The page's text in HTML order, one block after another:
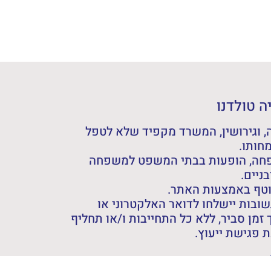
טולדנו
וגירושין, המשרד מקפיד שלא לטפל
הופעות בבתי המשפט למשפחה
באמצעות האתר.
יישלחו לדואר האלקטרוני או
זמן סביר, ללא כל התחייבות ו/או תחליף
ייעוץ.